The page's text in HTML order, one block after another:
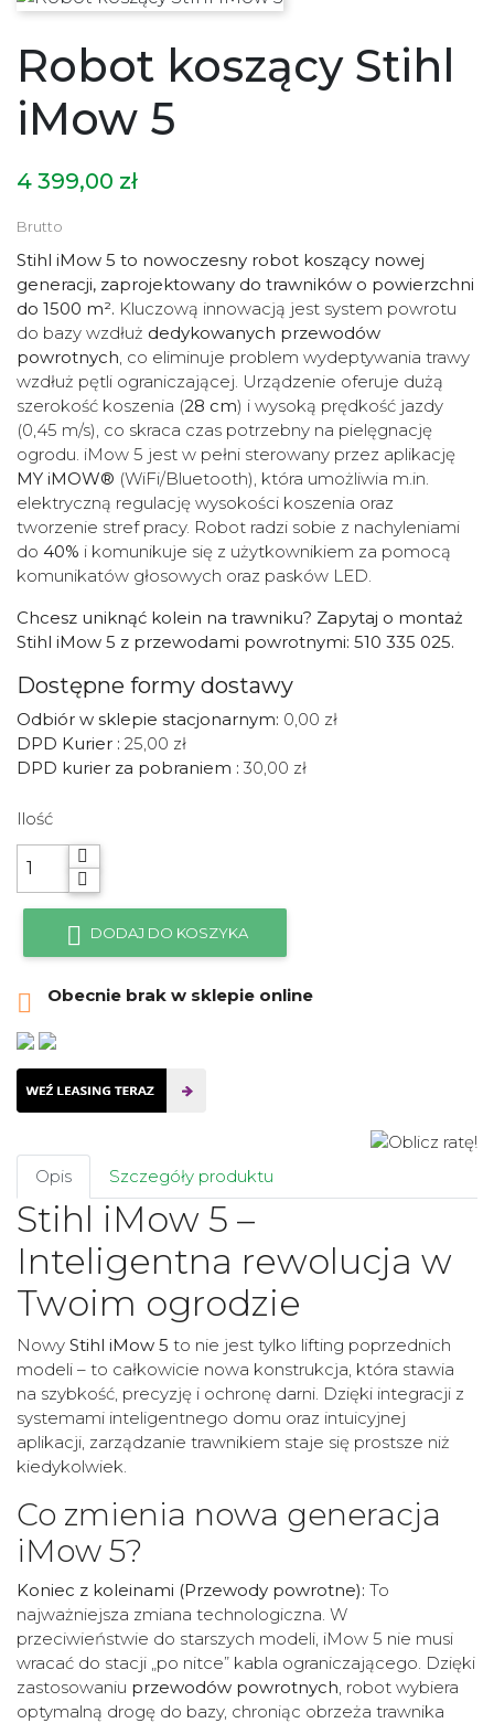
Robot koszący Stihl
iMow 5
4 399,00 zł
Brutto
Stihl iMow 5 to nowoczesny robot koszący nowej
generacji, zaprojektowany do trawników o powierzchni
do 1500 m². Kluczową innowacją jest system powrotu
do bazy wzdłuż dedykowanych przewodów
powrotnych, co eliminuje problem wydeptywania trawy
wzdłuż pętli ograniczającej. Urządzenie oferuje dużą
szerokość koszenia (28 cm) i wysoką prędkość jazdy
(0,45 m/s), co skraca czas potrzebny na pielęgnację
ogrodu. iMow 5 jest w pełni sterowany przez aplikację
MY iMOW® (WiFi/Bluetooth), która umożliwia m.in.
elektryczną regulację wysokości koszenia oraz
tworzenie stref pracy. Robot radzi sobie z nachyleniami
do 40% i komunikuje się z użytkownikiem za pomocą
komunikatów głosowych oraz pasków LED.
Chcesz uniknąć kolein na trawniku? Zapytaj o montaż
Stihl iMow 5 z przewodami powrotnymi: 510 335 025.
Dostępne formy dostawy
Odbiór w sklepie stacjonarnym: 0,00 zł
DPD Kurier : 25,00 zł
DPD kurier za pobraniem : 30,00 zł
Ilość
 DODAJ DO KOSZYKA
 Obecnie brak w sklepie online
Opis Szczegóły produktu
Stihl iMow 5 –
Inteligentna rewolucja w
Twoim ogrodzie
Nowy Stihl iMow 5 to nie jest tylko lifting poprzednich
modeli – to całkowicie nowa konstrukcja, która stawia
na szybkość, precyzję i ochronę darni. Dzięki integracji z
systemami inteligentnego domu oraz intuicyjnej
aplikacji, zarządzanie trawnikiem staje się prostsze niż
kiedykolwiek.
Co zmienia nowa generacja
iMow 5?
Koniec z koleinami (Przewody powrotne): To
najważniejsza zmiana technologiczna. W
przeciwieństwie do starszych modeli, iMow 5 nie musi
wracać do stacji „po nitce” kabla ograniczającego. Dzięki
zastosowaniu przewodów powrotnych, robot wybiera
optymalną drogę do bazy, chroniąc obrzeża trawnika